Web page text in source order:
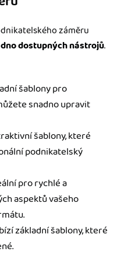
záměru
dostupných nástrojů.
šablony pro
snadno upravit
šablony, které
podnikatelský
pro rychlé a
aspektů vašeho
základní šablony, které